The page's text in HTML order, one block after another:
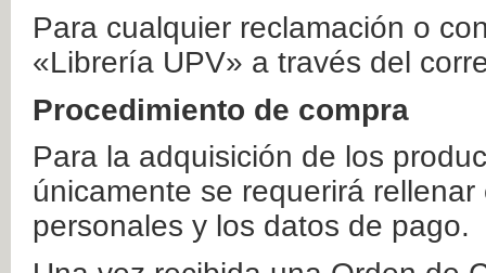
Para cualquier reclamación o
«Librería UPV» a través del
Procedimiento de compra
Para la adquisición de los
únicamente se requerirá
personales y los datos de pago.